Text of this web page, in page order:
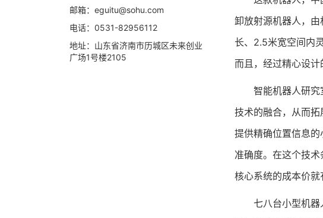
邮箱： eguitu@sohu.com
电话： 0531-82956112
地址： 山东省济南市历城区未来创业
广场1号楼2105
卸放射源机器人，
长、2.5米宽空间内
而且，经过精心设计
智能机器人研究室
技术的融合，从而
提供精确位置信息
准确度。在这个技
核心系统的成本价就
七八台小型机器人